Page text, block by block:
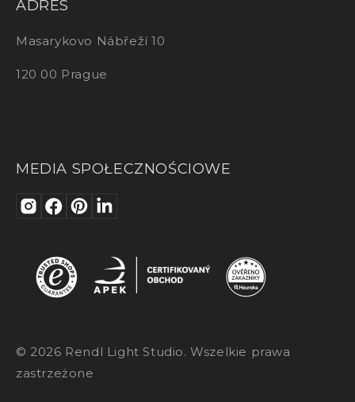
ADRES
Masarykovo Nábřeží 10
120 00 Prague
MEDIA SPOŁECZNOŚCIOWE
© 2026 Rendl Light Studio. Wszelkie prawa
zastrzeżone